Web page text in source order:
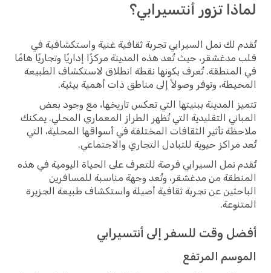
لماذا تزور أنتسيرابي؟
تُقدم لك نمل السيرابي تجربة ثقافية غنية واستكشافية في
قلب مدغشقر، حيث تُعد هذه المدينة مركزًا إداريًا وتجاريًا هامًا
في المنطقة. تُعرف بكونها نقطة انطلاق لاستكشاف الطبيعة
المحيطة، وتوفر وصولاً إلى مناطق ذات أهمية بيئية.
تتميز المدينة ببنيتها التي تعكس تاريخها، مع وجود بعض
المباني التقليدية التي تُظهر الطراز المعماري المحلي. يمكنك
ملاحظة تأثير الثقافات المختلفة في أسواقها المحلية، التي
تُعد مراكز حيوية للتبادل التجاري والاجتماعي.
تُقدم نمل السيرابي فرصة للتعرف على الحياة اليومية في هذه
المنطقة من مدغشقر، وتُعد وجهة مناسبة للمسافرين
الباحثين عن تجربة ثقافية أصيلة واستكشاف طبيعة الجزيرة
المتنوعة.
أفضل وقت للسفر إلى أنتسيرابي
الموسم المرتفع